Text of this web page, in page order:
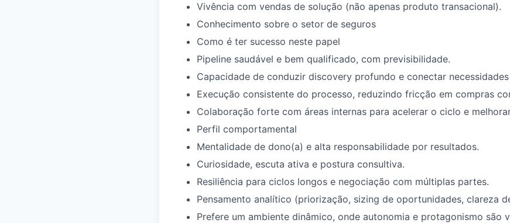
Vivência com vendas de solução (não apenas produto transacional).
Conhecimento sobre o setor de seguros
Como é ter sucesso neste papel
Pipeline saudável e bem qualificado, com previsibilidade.
Capacidade de conduzir discovery profundo e conectar
Execução consistente do processo, reduzindo fricção em compras
Colaboração forte com áreas internas para acelerar o ciclo e
Perfil comportamental
Mentalidade de dono(a) e alta responsabilidade por resultados.
Curiosidade, escuta ativa e postura consultiva.
Resiliência para ciclos longos e negociação com múltiplas partes.
Pensamento analítico (priorização, sizing de oportunidades, clareza
Prefere um ambiente dinâmico, onde autonomia e protagonismo são